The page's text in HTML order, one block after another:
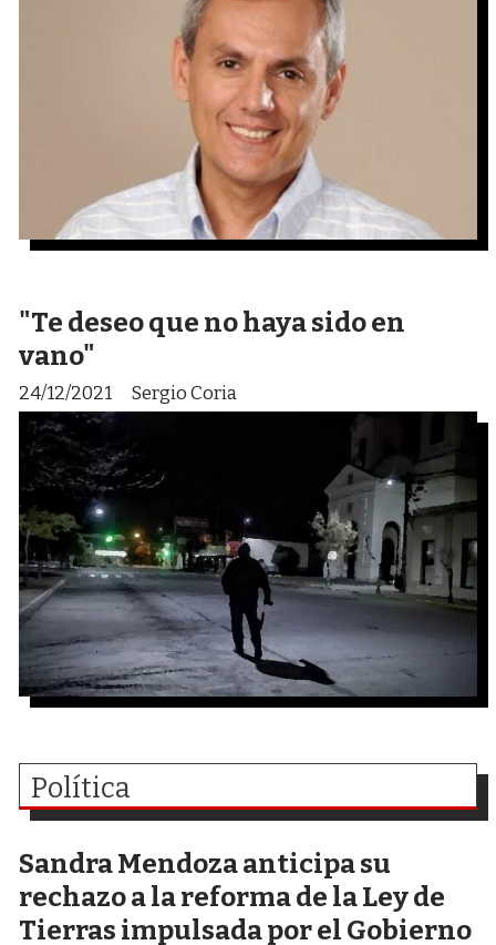
"Te deseo que no haya sido en
vano"
Sergio Coria
24/12/2021
Política
Sandra Mendoza anticipa su
rechazo a la reforma de la Ley de
Tierras impulsada por el Gobierno